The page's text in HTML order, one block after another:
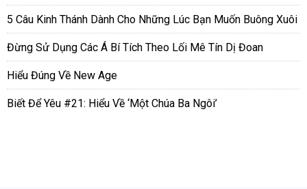
5 Câu Kinh Thánh Dành Cho Những Lúc Bạn Muốn Buông Xuôi
Đừng Sử Dụng Các Á Bí Tích Theo Lối Mê Tín Dị Đoan
Hiểu Đúng Về New Age
Biết Để Yêu #21: Hiểu Về ‘Một Chúa Ba Ngôi’